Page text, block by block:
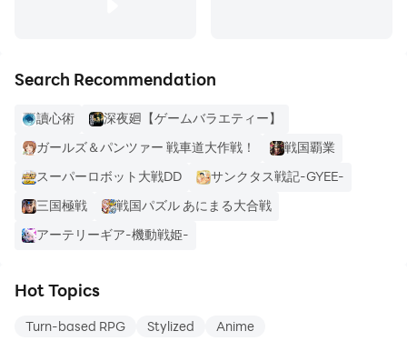
Search Recommendation
讀心術
深夜廻【ゲームバラエティー】
ガールズ＆パンツァー 戦車道大作戦！
戦国覇業
スーパーロボット大戦DD
サンクタス戦記-GYEE-
三国極戦
戦国パズル あにまる大合戦
アーテリーギア-機動戦姫-
Hot Topics
Turn-based RPG Stylized Anime